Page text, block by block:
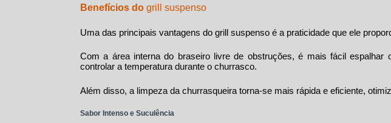
Benefícios do grill suspenso
Uma das principais vantagens do grill suspenso é a praticidade que ele
Com a área interna do braseiro livre de obstruções, é mais fácil espalhar
controlar a temperatura durante o churrasco.
Além disso, a limpeza da churrasqueira torna-se mais rápida e eficiente,
Sabor Intenso e Suculência